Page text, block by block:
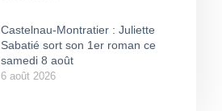
Castelnau-Montratier : Juliette
Sabatié sort son 1er roman ce
samedi 8 août
6 août 2026